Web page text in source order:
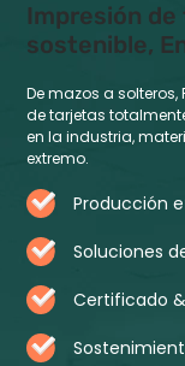
Impresión
sostenible,
De mazos a
de tarjetas
en la industria,
extremo.
Producción
Soluciones
Certificado